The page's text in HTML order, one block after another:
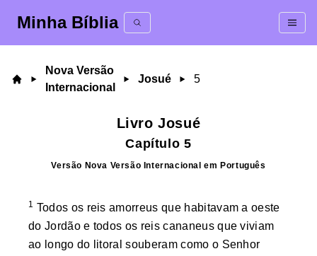
Minha Bíblia
Nova Versão
Internacional
Josué 5
LivroJosué
Capítulo 5
Versão Nova Versão Internacional em Português
1 Todos os reis amorreus que habitavam a oeste
do Jordão e todos os reis cananeus que viviam
ao longo do litoral souberam como o Senhor